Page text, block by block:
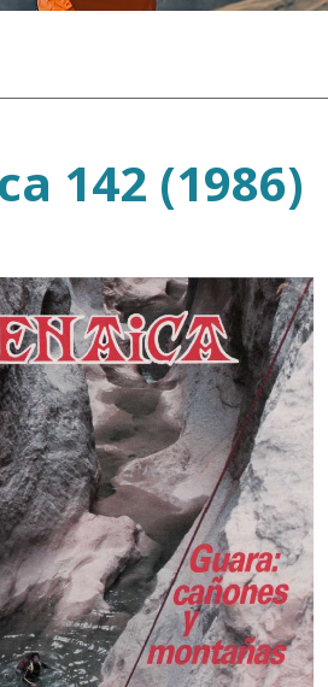
142 (1986)